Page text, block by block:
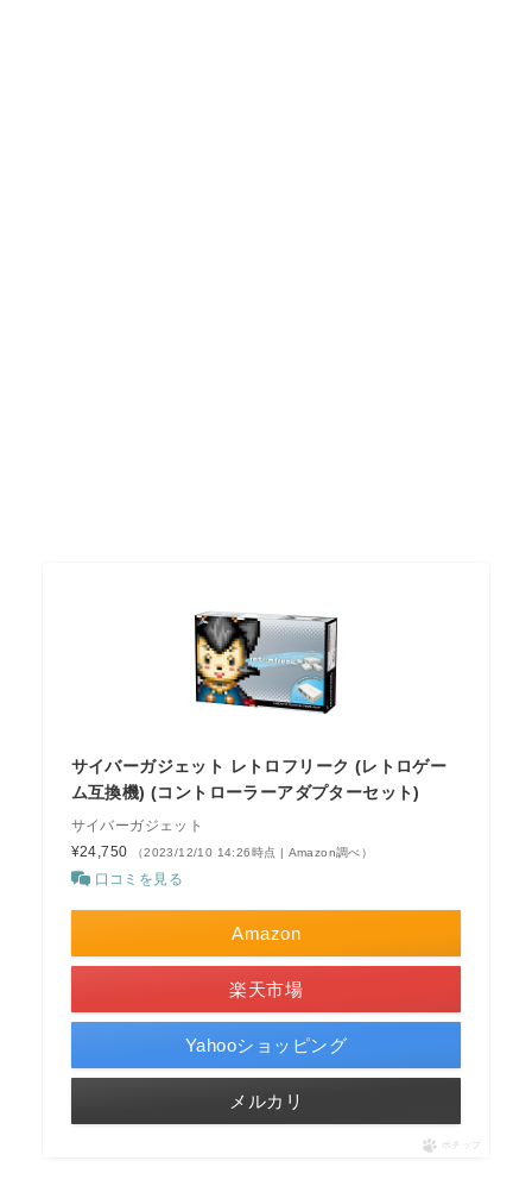
サイバーガジェット レトロフリーク (レトロゲー
ム互換機) (コントローラーアダプターセット)
サイバーガジェット
¥24,750
（2023/12/10 14:26時点 | Amazon調べ）
口コミを見る
Amazon
楽天市場
Yahooショッピング
メルカリ
ポチップ